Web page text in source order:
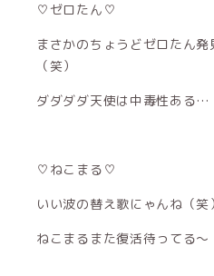
♡ゼロたん♡
まさかのちょうどゼロたん
（笑）
ダダダダ天使は中毒性ある…
♡ねこまる♡
いい波の替え歌にゃんね（笑）
ねこまるまた復活待ってる〜